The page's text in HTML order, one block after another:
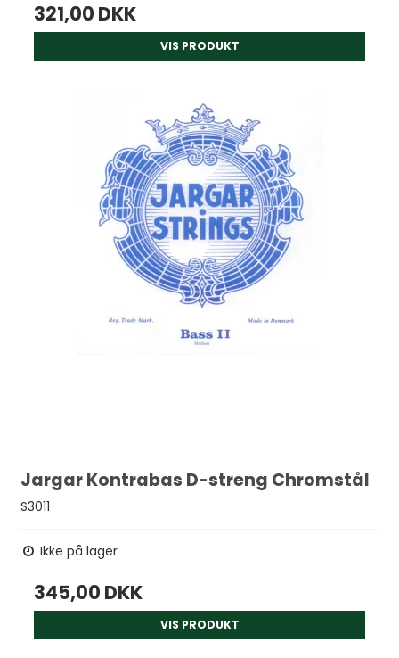
321,00 DKK
VIS PRODUKT
Jargar Kontrabas D-streng Chromstål
S3011
Ikke på lager
345,00 DKK
VIS PRODUKT